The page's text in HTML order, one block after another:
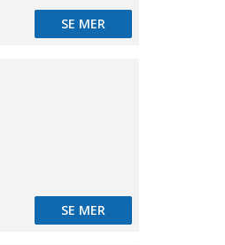
SE MER
SE MER